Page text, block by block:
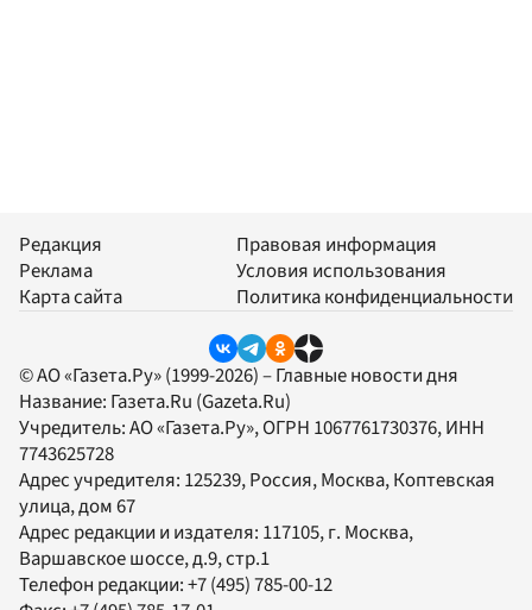
Редакция
Реклама
Карта сайта
Правовая информация
Условия использования
Политика конфиденциальности
© АО «Газета.Ру» (1999-2026) – Главные новости дня
Название: Газета.Ru (Gazeta.Ru)
Учредитель:АО «Газета.Ру», ОГРН 1067761730376, ИНН
7743625728
Адрес учредителя: 125239, Россия, Москва, Коптевская
улица, дом 67
Адрес редакции и издателя: 117105, г. Москва,
Варшавское шоссе, д.9, стр.1
Телефон редакции:+7 (495) 785-00-12